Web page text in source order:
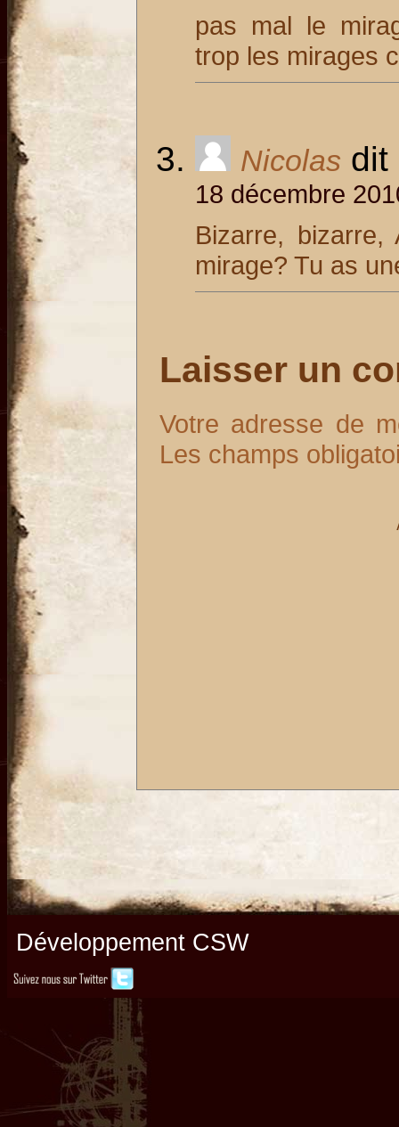
pas mal le
trop les mirages
Nicolas dit
18 décembre
Bizarre, bizarre,
mirage? Tu as
Laisser un
Votre adresse de
Les champs
Développement CSW